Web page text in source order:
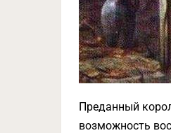
Преданный
возможность